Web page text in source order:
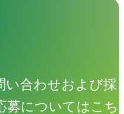
い合わせおよび採
募についてはこち